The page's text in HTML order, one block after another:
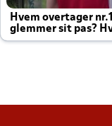
Hvem overtager
glemmer sit pas?
altid til efter